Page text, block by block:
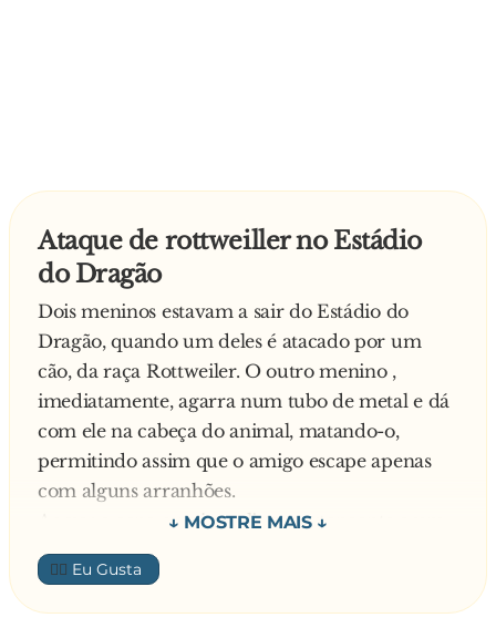
Ataque de rottweiller no Estádio
do Dragão
Dois meninos estavam a sair do Estádio do
Dragão, quando um deles é atacado por um
cão, da raça Rottweiler. O outro menino ,
imediatamente, agarra num tubo de metal e dá
com ele na cabeça do animal, matando-o,
permitindo assim que o amigo escape apenas
com alguns arranhões.
Ao ver a cena, um jornalista, pertencente a um
jornal local, que passava pelo local correu para
ser o primeiro a cobrir o acontecimento e
escreveu no seu caderninho:
👍🏼